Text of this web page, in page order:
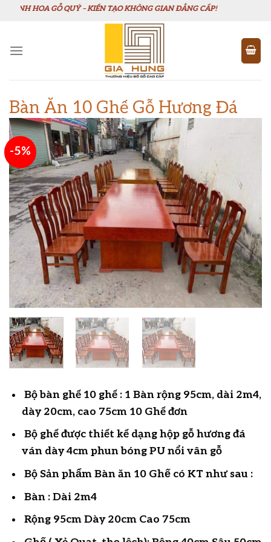
Chuyển
dung
GỖ QUÝ – KIẾN TẠO KHÔNG GIAN ĐẲNG CẤP!
Bàn Ăn 10 Ghế Gỗ Hương Đá
-5%
Bộ bàn ghế 10 ghế : 1 Bàn rộng 95cm, dài 2m4,
dày 20cm, cao 75cm 10 Ghế đơn
Bộ ghế được thiết kế dạng hộp gỗ hương đá
ván dày 4cm phun bóng PU nổi vân gỗ
Bộ Sản phẩm Bàn ăn 10 Ghế có KT như sau :
Bàn : Dài 2m4
Rộng 95cm Dày 20cm Cao 75cm